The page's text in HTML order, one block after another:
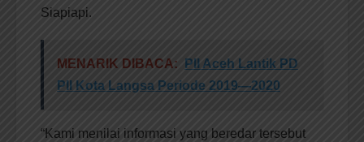
Siapiapi.
MENARIK DIBACA:
PII Aceh Lantik PD
PII Kota Langsa Periode 2019—2020
“Kami menilai informasi yang beredar tersebut